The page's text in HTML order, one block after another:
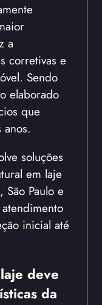
a
corretivas e
Sendo
elaborado
que
soluções
em laje
Paulo e
inicial até
deve
da